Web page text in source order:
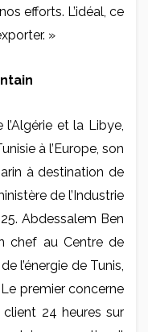
efforts. L’idéal, ce
»
l’Algérie et la Libye,
à l’Europe, son
à destination de
de l’Industrie
Abdessalem Ben
chef au Centre de
l’énergie de Tunis,
premier concerne
24 heures sur